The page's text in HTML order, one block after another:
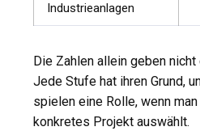
Industrieanlagen
Die Zahlen allein geben
Jede Stufe hat ihren Grund,
spielen eine Rolle, wenn
konkretes Projekt auswählt.